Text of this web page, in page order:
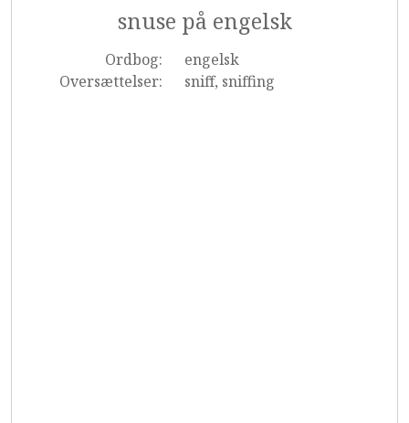
snuse på engelsk
Ordbog:
engelsk
Oversættelser:
sniff, sniffing